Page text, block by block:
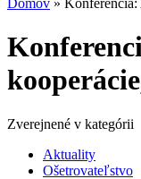
Zverejnené v kategórii
Aktuality
Ošetrovateľstvo